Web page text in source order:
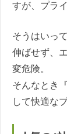
すが、プラ
そうはいっ
伸ばせず、
変危険。
そんなとき
して快適な